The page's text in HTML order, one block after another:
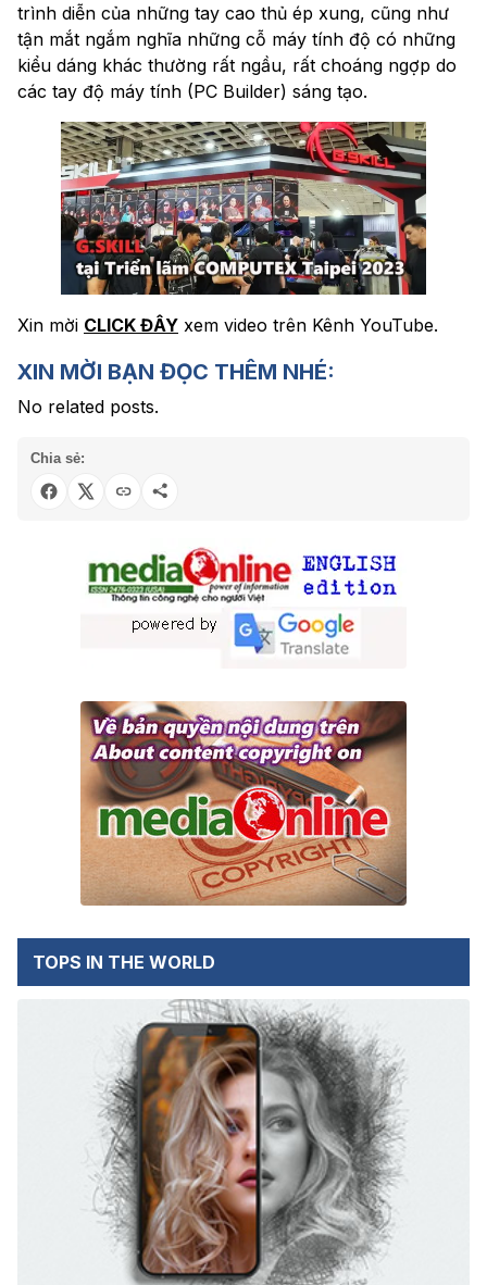
trình diễn của những tay cao thủ ép xung, cũng như
tận mắt ngắm nghĩa những cỗ máy tính độ có những
kiểu dáng khác thường rất ngầu, rất choáng ngợp do
các tay độ máy tính (PC Builder) sáng tạo.
Xin mời CLICK ĐÂY xem video trên Kênh YouTube.
XIN MỜI BẠN ĐỌC THÊM NHÉ:
No related posts.
Chia sẻ:
TOPS IN THE WORLD